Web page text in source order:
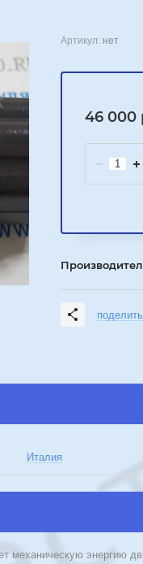
Артикул: нет
46 000
Италия
механическую энергию